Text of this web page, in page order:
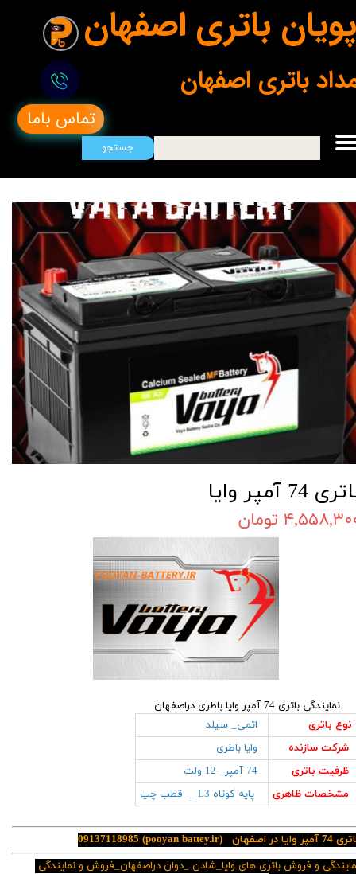
پویان باتری اصفهان
تماس باما
جستجو
باتری اصفهان
74 آمپر وایا
تومان
نمایندگی باتری 74 آمپر وایا باطری دراصفهان
نوع باتری
اتمی_ سیلد
شرکت سازنده
وایا باطری
ظرفیت باتری
مشخصات ظاهری
پایه کوتاه L3 _ قطب چپ
آمپر وایا در اصفهان (pooyan battey.ir)
09137118985
و فروش باتری های وایا_شادن _دوان دراصفهان_فروش و نمایندگی